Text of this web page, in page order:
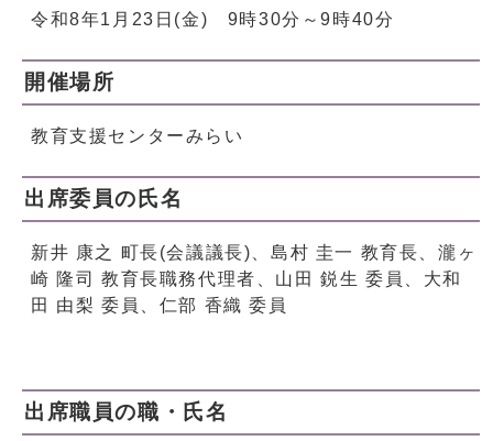
令和8年1月23日(金) 9時30分～9時40分
開催場所
教育支援センターみらい
出席委員の氏名
新井 康之 町長(会議議長)、島村 圭一 教育長、瀧ヶ
崎 隆司 教育長職務代理者、山田 鋭生 委員、大和
田 由梨 委員、仁部 香織 委員
出席職員の職・氏名